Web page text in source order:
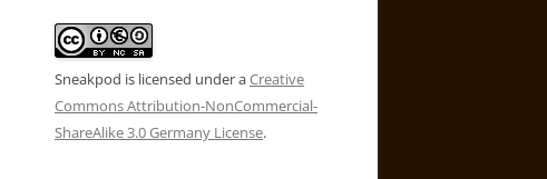
Sneakpod is licensed under aCreative
Commons Attribution-NonCommercial-
ShareAlike 3.0 Germany License.